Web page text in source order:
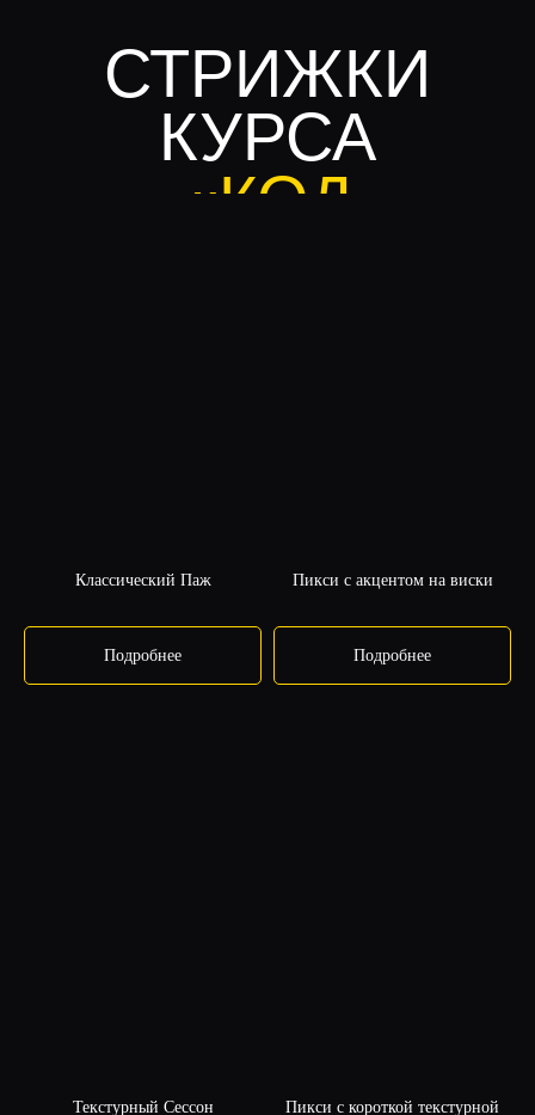
Классический Паж
Подробнее
Пикси с акцентом на виски
Подробнее
Текстурный Сессон Пикси с короткой текстурной
СТРИЖКИ
БЛОК